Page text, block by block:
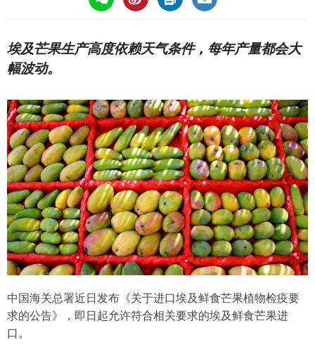
埃及芒果生产高度依赖天气条件，每年产量都会大
幅波动。
中国海关总署近日发布《关于进口埃及鲜食芒果植物检疫要
求的公告》，即日起允许符合相关要求的埃及鲜食芒果进
口。